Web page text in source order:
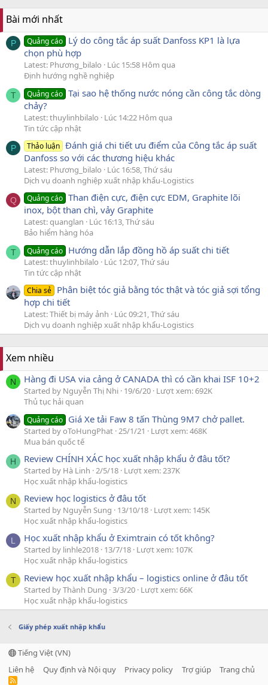
Bài mới nhất
P Quảng cáo Lý do công tắc áp suất Danfoss KP1 là lựa
chọn phù hợp
Latest: Phương_bilalo
Lúc 15:58 Hôm qua
Định hướng nghề nghiệp
T Quảng cáo Tại sao hệ thống nước nóng cần công tắc dòng
chảy?
Latest: thuylinhbilalo
Lúc 14:22 Hôm qua
Tin tức cập nhật
P Thảo luận Đánh giá chi tiết ưu điểm của Công tắc áp suất
Danfoss so với các thương hiệu khác
Latest: Phương_bilalo
Lúc 16:58, Thứ sáu
Dịch vụ doanh nghiệp xuất nhập khẩu-Logistics
Q Quảng cáo Than điện cực, điện cực EDM, Graphite lõi
inox, bột than chì, vảy Graphite
Latest: quanglan
Lúc 16:13, Thứ sáu
Bảo hiểm hàng hóa
T Quảng cáo Hướng dẫn lắp đồng hồ áp suất chi tiết
Latest: thuylinhbilalo
Lúc 12:07, Thứ sáu
Tin tức cập nhật
Chia sẻ Phân biệt tóc giả bằng tóc thật và tóc giả sợi tổng
hợp chi tiết
Latest: Thiết bị máy ảnh
Lúc 09:21, Thứ sáu
Dịch vụ doanh nghiệp xuất nhập khẩu-Logistics
Xem nhiều
N Hàng đi USA via cảng ở CANADA thì có cần khai ISF 10+2
Started by Nguyễn Thị Nhi 19/6/20 Lượt xem: 692K
Thủ tục hải quan
Quảng cáo Giá Xe tải Faw 8 tấn Thùng 9M7 chở pallet.
Started by oToHungPhat 25/1/21
Lượt xem: 468K
Mua bán quốc tế
H Review CHÍNH XÁC học xuất nhập khẩu ở đâu tốt?
Started by Hà Linh 2/5/18 Lượt xem: 237K
Học xuất nhập khẩu-logistics
N Review học logistics ở đâu tốt
Started by Nguyễn Sung 13/10/18 Lượt xem: 145K
Học xuất nhập khẩu-logistics
L Học xuất nhập khẩu ở Eximtrain có tốt không?
Started by linhle2018 13/7/18 Lượt xem: 107K
Học xuất nhập khẩu-logistics
T Review học xuất nhập khẩu – logistics online ở đâu tốt
Started by Thành Dung 3/3/20 Lượt xem: 66K
Học xuất nhập khẩu-logistics
Giấy phép xuất nhập khẩu
Tiếng Việt (VN)
Liên hệ
Quy định và Nội quy Privacy policy Trợ giúp Trang chủ
R